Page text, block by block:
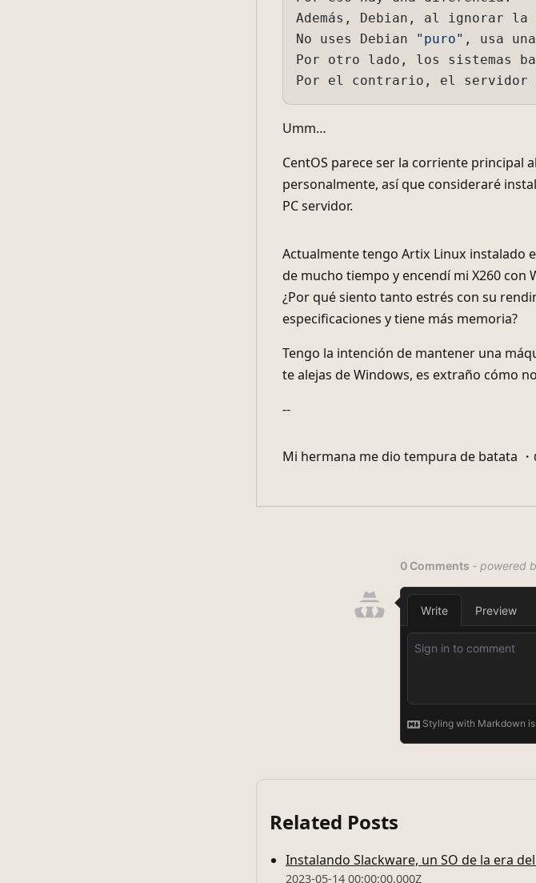
personalmente, así que consideraré
PC servidor.
Actualmente tengo Artix Linux instalado
de mucho tiempo y encendí mi X260
¿Por qué siento tanto estrés con su
Tengo la intención de mantener una
te alejas de Windows, es extraño cómo no
Mi hermana me dio tempura de batata
2023-05-14 00:00:00.000Z
¿Cuál es mi entorno de servidor actual
2026-03-22 23:50:00.000Z
Habilitar el TrackPoint de ThinkPad en
2023-09-30 00:00:00.000Z